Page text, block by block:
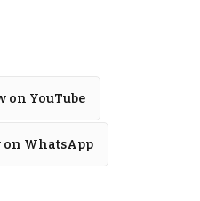
on YouTube
on WhatsApp